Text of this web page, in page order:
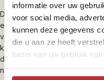
informatie over uw
voor social media,
kunnen deze gegevens
die u aan ze heeft
basis van uw gebruik
De vrijheid van lege wegen
eigen tempo bepalen, dát is
vind aan een selfdrive hier, is
karakter verandert. Van
diepblauwe gletsjermeren. Je
naartoe rijdt kunt stoppen